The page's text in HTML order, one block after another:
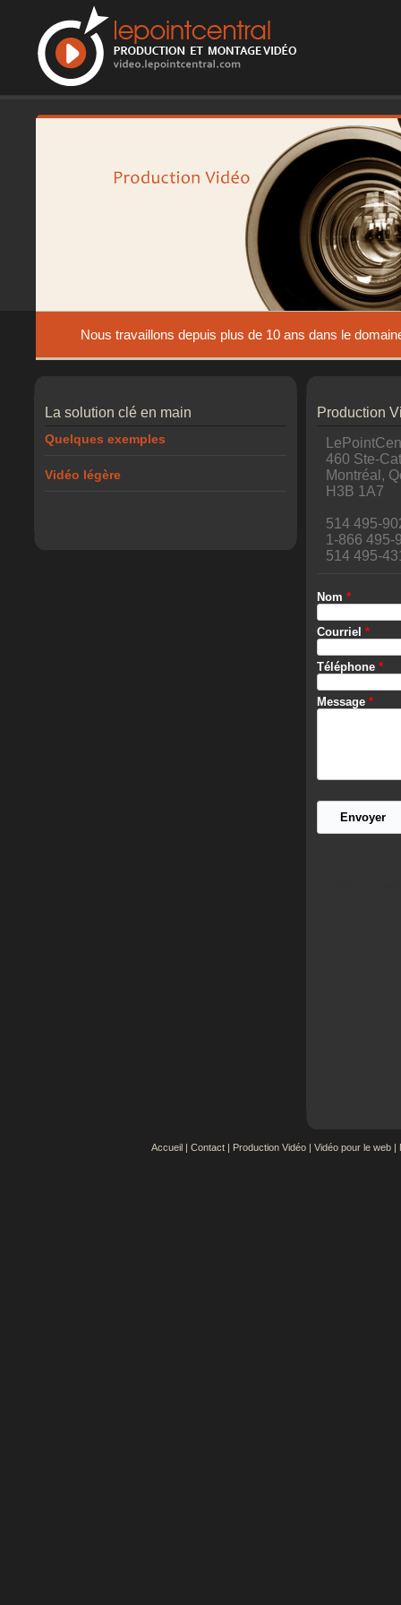
Nous travaillons depuis plus de 10 ans dans le
La solution clé en main
Quelques exemples
Vidéo légère
Production
460 Ste-
Montréal,
H3B 1A7
514 495-
1-866 495-
514 495-
Accueil| Contact| Production Vidéo| Vidéo pour le web|